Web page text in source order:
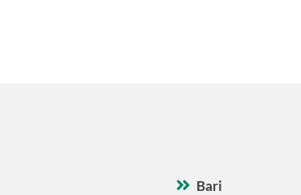
Bari